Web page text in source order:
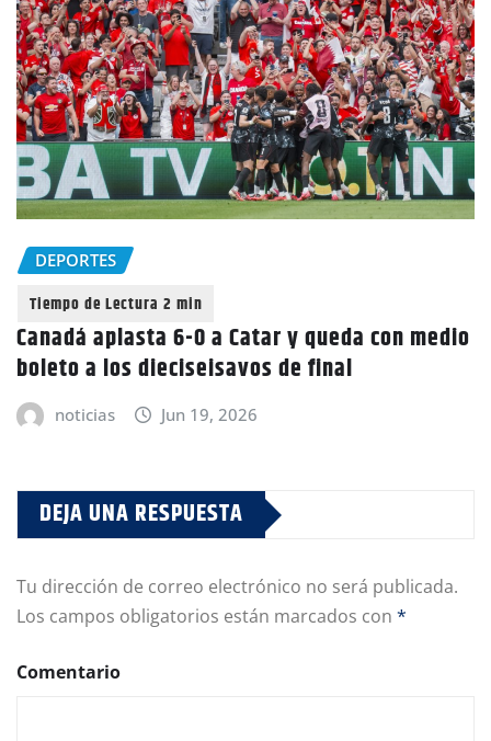
DEPORTES
Canadá aplasta 6-0 a Catar y queda con medio
boleto a los dieciseisavos de final
noticias Jun 19, 2026
DEJA UNA RESPUESTA
Tu dirección de correo electrónico no será publicada.
Los campos obligatorios están marcados con *
Comentario